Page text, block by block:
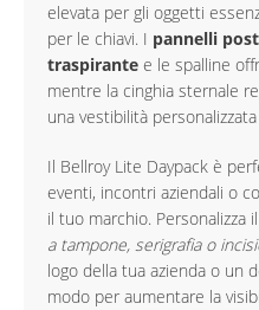
elevata per gli oggetti
per le chiavi. I pannelli
traspirante e le spalline
mentre la cinghia sternale
una vestibilità
Il Bellroy Lite Daypack è
eventi, incontri aziendali o
il tuo marchio. Personalizza
a tampone, serigrafia o
logo della tua azienda o un
modo per aumentare la